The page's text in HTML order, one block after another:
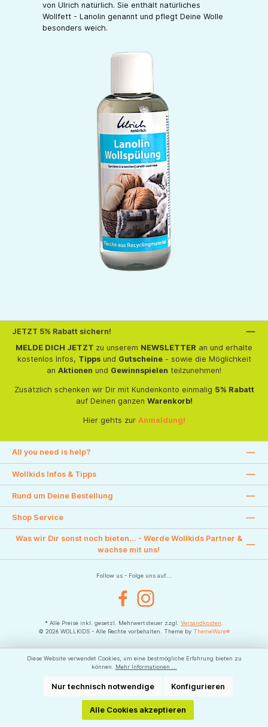
von Ulrich natürlich. Sie enthält natürliches
Wollfett - Lanolin genannt und pflegt Deine Wolle
besonders weich.
JETZT 5% Rabatt sichern!
MELDE DICH JETZT zu unserem NEWSLETTER an und erhalte
kostenlos Infos, Tippsund Gutscheine- sowie die Möglichkeit
an Aktionen und Gewinnspielen teilzunehmen!
Zusätzlich schenken wir Dir mit Kundenkonto einmalig 5% Rabatt
auf Deinen ganzen Warenkorb!
Hier gehts zur Anmeldung!
All you need is help?
Wollkids Infos & Tipps
Rund um Deine Bestellung
Shop Service
Was wir Dir sonst noch bieten... - Werde Wollkids Partner &
wachse mit uns!
Follow us - Folge uns auf....
FacebookInstagram
* Alle Preise inkl. gesetzl. Mehrwertsteuer zzgl. Versandkosten
© 2026 WOLLKIDS - Alle Rechte vorbehalten. Theme by ThemeWare®
Diese Website verwendet Cookies, um eine bestmögliche Erfahrung bieten zu
können.
Mehr Informationen ...
Nur technisch notwendige Konfigurieren
Alle Cookies akzeptieren